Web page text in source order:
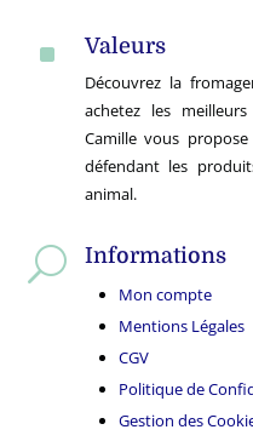
^ Valeurs
Découvrez la
achetez les
Camille vous
défendant les
animal.
U Informations
Mon compte
Mentions Légales
CGV
Politique de
Gestion des